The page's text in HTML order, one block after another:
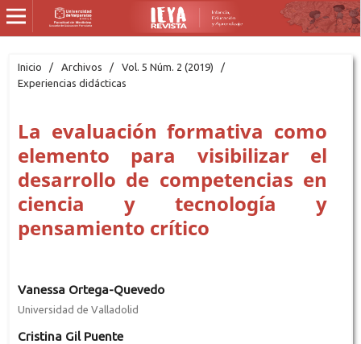
Inicio / Archivos / Vol. 5 Núm. 2 (2019)
/
Experiencias didácticas
La evaluación formativa como
elemento para visibilizar el
desarrollo de competencias en
ciencia y tecnología y
pensamiento crítico
Vanessa Ortega-Quevedo
Universidad de Valladolid
Cristina Gil Puente